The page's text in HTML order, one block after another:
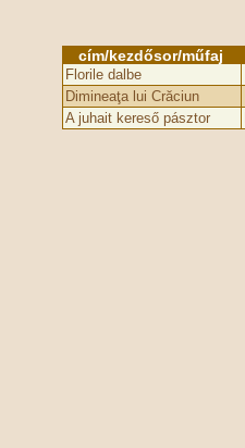
cím/kezdősor/műfaj
Florile dalbe
Dimineaţa lui Crăciun
A juhait kereső pásztor